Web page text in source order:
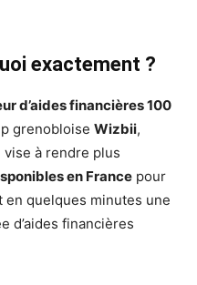
exactement ?
d’aides financières 100
grenobloise Wizbii,
vise à rendre plus
en France pour
en quelques minutes une
d’aides financières